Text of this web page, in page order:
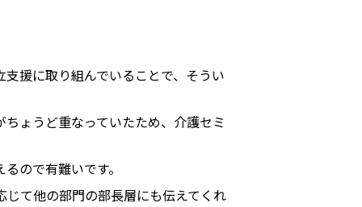
援に取り組んでいることで、そうい
ょうど重なっていたため、介護セミ
ので有難いです。
て他の部門の部長層にも伝えてくれ